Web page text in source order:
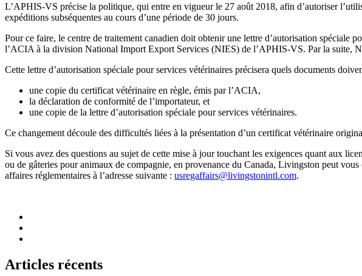
L’APHIS-VS précise la politique, qui entre en vigueur le 27 août 2018, afin d’autoriser
expéditions subséquentes au cours d’une période de 30 jours.
Pour ce faire, le centre de traitement canadien doit obtenir une lettre d’autorisation spéciale
l’ACIA à la division National Import Export Services (NIES) de l’APHIS-VS. Par la suite,
Cette lettre d’autorisation spéciale pour services vétérinaires précisera quels documents
une copie du certificat vétérinaire en règle, émis par l’ACIA,
la déclaration de conformité de l’importateur, et
une copie de la lettre d’autorisation spéciale pour services vétérinaires.
Ce changement découle des difficultés liées à la présentation d’un certificat vétérinaire
Si vous avez des questions au sujet de cette mise à jour touchant les exigences quant aux
ou de gâteries pour animaux de compagnie, en provenance du Canada, Livingston peut
affaires réglementaires à l’adresse suivante : usregaffairs@livingstonintl.com.
Articles récents